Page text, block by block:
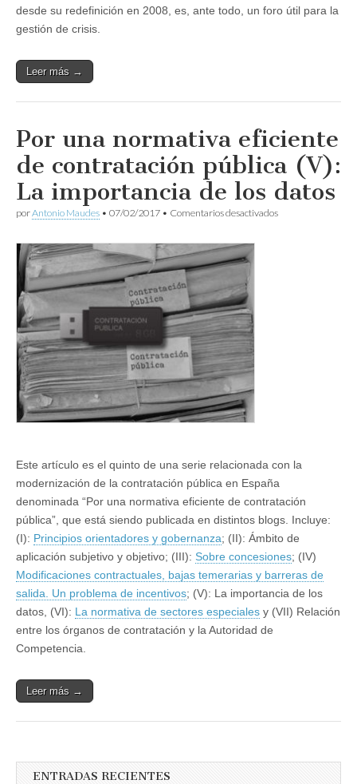
desde su redefinición en 2008, es, ante todo, un foro útil para la
gestión de crisis.
Leer más →
Por una normativa eficiente
de contratación pública (V):
La importancia de los datos
porAntonio Maudes • 07/02/2017 • Comentarios desactivadosen
Este artículo es el quinto de una serie relacionada con la
modernización de la contratación pública en España
denominada “Por una normativa eficiente de contratación
pública”, que está siendo publicada en distintos blogs. Incluye:
(I): Principios orientadores y gobernanza; (II): Ámbito de
aplicación subjetivo y objetivo; (III): Sobre concesiones; (IV)
Modificaciones contractuales, bajas temerarias y barreras de
salida. Un problema de incentivos; (V): La importancia de los
datos, (VI): La normativa de sectores especiales y (VII) Relación
entre los órganos de contratación y la Autoridad de
Competencia.
Leer más →
ENTRADAS RECIENTES